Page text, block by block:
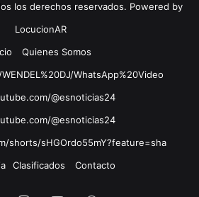
los derechos reservados. Powered by
LocucionAR
Quienes Somos
WhatsApp%20Video
@esnoticias24
@esnoticias24
shorts/sHGOrdo55mY?feature=sha
Clasificados Contacto